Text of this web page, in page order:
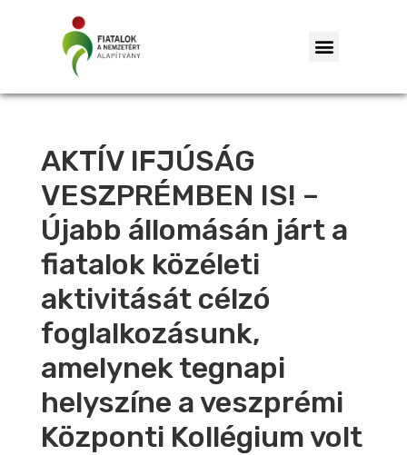
AKTÍV IFJÚSÁG
VESZPRÉMBEN IS! –
Újabb állomásán járt a
fiatalok közéleti
aktivitását célzó
foglalkozásunk,
amelynek tegnapi
helyszíne a veszprémi
Központi Kollégium volt